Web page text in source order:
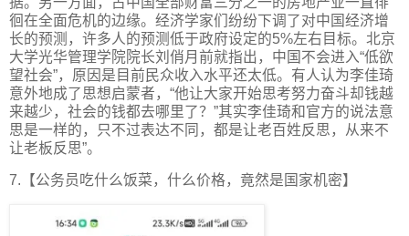
徊在全面危机的边缘。经济学家们纷纷下调了对中国经济增
长的预测，许多人的预测低于政府设定的5%左右目标。北京
大学光华管理学院院长刘俏月前就指出，中国不会进入“低欲
望社会”，原因是目前民众收入水平还太低。有人认为李佳琦
意外地成了思想启蒙者，“他让大家开始思考努力奋斗却钱越
来越少，社会的钱都去哪里了？”其实李佳琦和官方的说法意
思是一样的，只不过表达不同，都是让老百姓反思，从来不
让老板反思”。
7.【公务员吃什么饭菜，什么价格，竟然是国家机密】